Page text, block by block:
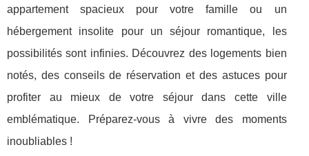
appartement spacieux pour votre famille ou un
hébergement insolite pour un séjour romantique, les
possibilités sont infinies. Découvrez des logements bien
notés, des conseils de réservation et des astuces pour
profiter au mieux de votre séjour dans cette ville
emblématique. Préparez-vous à vivre des moments
inoubliables !